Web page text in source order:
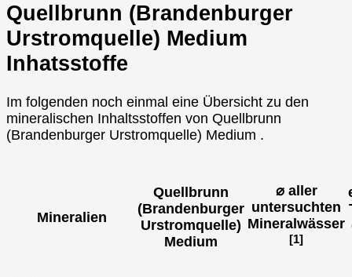
Quellbrunn (Brandenburger
Urstromquelle) Medium
Inhatsstoffe
Im folgenden noch einmal eine Übersicht zu den
mineralischen Inhaltsstoffen von Quellbrunn
(Brandenburger Urstromquelle) Medium .
Mineralien
Quellbrunn
(Brandenburger
Urstromquelle)
Medium
⌀ aller
untersuchten
Mineralwässer
[1]